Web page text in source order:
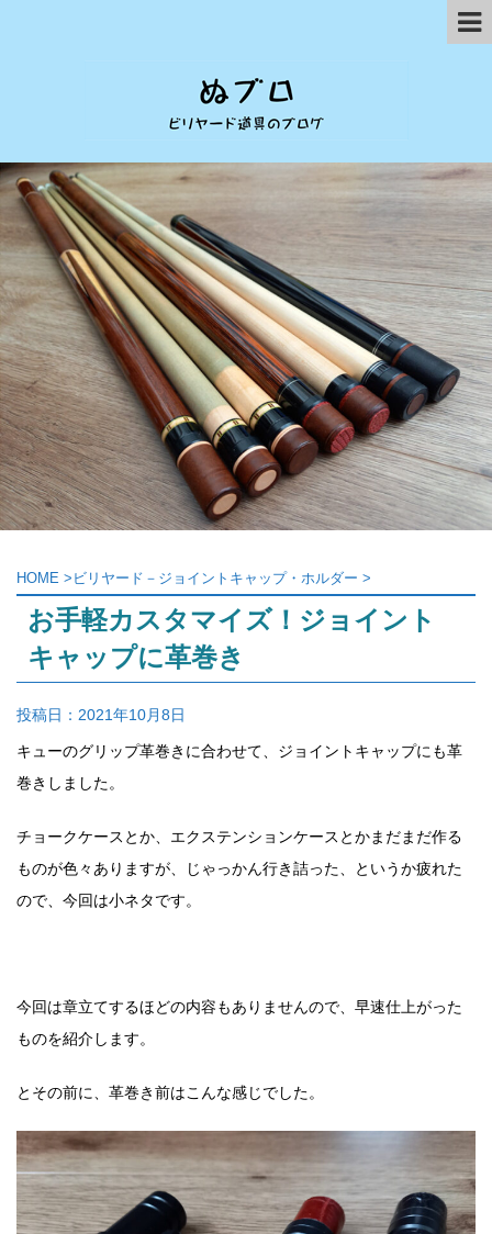
HOME > ビリヤード－ジョイントキャップ・ホルダー >
お手軽カスタマイズ！ジョイント
キャップに革巻き
投稿日： 2021年10月8日
キューのグリップ革巻きに合わせて、ジョイントキャップにも革
巻きしました。
チョークケースとか、エクステンションケースとかまだまだ作る
ものが色々ありますが、じゃっかん行き詰った、というか疲れた
ので、今回は小ネタです。
今回は章立てするほどの内容もありませんので、早速仕上がった
ものを紹介します。
とその前に、革巻き前はこんな感じでした。